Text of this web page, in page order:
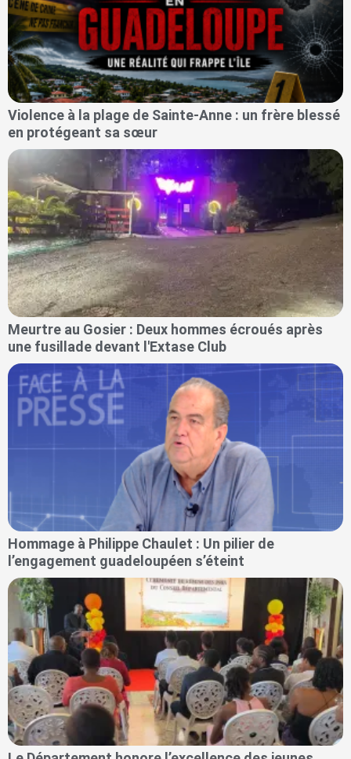
Violence à la plage de Sainte-Anne : un frère blessé
en protégeant sa sœur
Meurtre au Gosier : Deux hommes écroués après
une fusillade devant l'Extase Club
Hommage à Philippe Chaulet : Un pilier de
l’engagement guadeloupéen s’éteint